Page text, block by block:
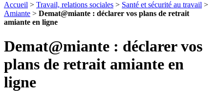
Accueil > Travail, relations sociales > Santé et sécurité au travail >
Amiante > Demat@miante : déclarer vos plans de retrait
amiante en ligne
Demat@miante : déclarer vos
plans de retrait amiante en
ligne